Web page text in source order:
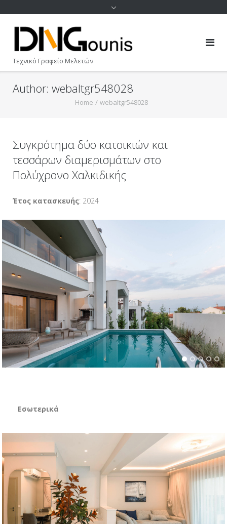
Τεχνικό Γραφείο Μελετών
Author: webaltgr548028
Home / webaltgr548028
Συγκρότημα δύο κατοικιών και
τεσσάρων διαμερισμάτων στο
Πολύχρονο Χαλκιδικής
Έτος κατασκευής: 2024
Εσωτερικά